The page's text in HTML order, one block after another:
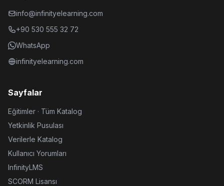
info@infinityelearning.com
+90 530 555 32 72
WhatsApp
infinityelearning.com
Sayfalar
Eğitimler · Tüm Katalog
Yetkinlik Pusulası
Verilerle Katalog
Kullanıcı Yorumları
InfinityLMS
SCORM Lisansı